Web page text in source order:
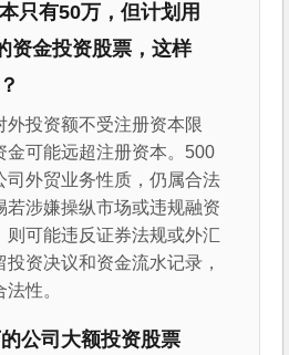
只有50万，但计划用
资金投资股票，这样
外投资额不受注册资本限
金可能远超注册资本。500
司外贸业务性质，仍属合法
若涉嫌操纵市场或违规融资
则可能违反证券法规或外汇
资决议和资金流水记录，
性。
公司大额投资股票